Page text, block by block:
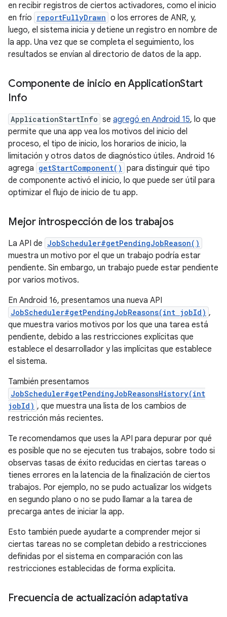
en recibir registros de ciertos activadores, como el inicio
en frío
reportFullyDrawn o los errores de ANR, y,
luego, el sistema inicia y detiene un registro en nombre de
la app. Una vez que se completa el seguimiento, los
resultados se envían al directorio de datos de la app.
Componente de inicio en ApplicationStart
Info
ApplicationStartInfo se agregó en Android 15, lo que
permite que una app vea los motivos del inicio del
proceso, el tipo de inicio, los horarios de inicio, la
limitación y otros datos de diagnóstico útiles. Android 16
agrega getStartComponent() para distinguir qué tipo
de componente activó el inicio, lo que puede ser útil para
optimizar el flujo de inicio de tu app.
Mejor introspección de los trabajos
La API de JobScheduler#getPendingJobReason()
muestra un motivo por el que un trabajo podría estar
pendiente. Sin embargo, un trabajo puede estar pendiente
por varios motivos.
En Android 16, presentamos una nueva API
JobScheduler#getPendingJobReasons(int jobId) ,
que muestra varios motivos por los que una tarea está
pendiente, debido a las restricciones explícitas que
establece el desarrollador y las implícitas que establece
el sistema.
También presentamos
JobScheduler#getPendingJobReasonsHistory(int
jobId) , que muestra una lista de los cambios de
restricción más recientes.
Te recomendamos que uses la API para depurar por qué
es posible que no se ejecuten tus trabajos, sobre todo si
observas tasas de éxito reducidas en ciertas tareas o
tienes errores en la latencia de la finalización de ciertos
trabajos. Por ejemplo, no se pudo actualizar los widgets
en segundo plano o no se pudo llamar a la tarea de
precarga antes de iniciar la app.
Esto también puede ayudarte a comprender mejor si
ciertas tareas no se completan debido a restricciones
definidas por el sistema en comparación con las
restricciones establecidas de forma explícita.
Frecuencia de actualización adaptativa